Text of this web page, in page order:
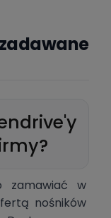
zamawiać w
nośników